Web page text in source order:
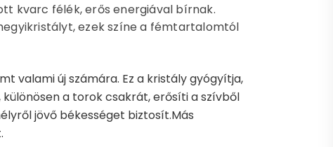
kvarc félék, erős energiával bírnak.
ezek színe a fémtartalomtól
valami új számára. Ez a kristály gyógyítja,
a torok csakrát, erősíti a szívből
jövő békességet biztosít.Más